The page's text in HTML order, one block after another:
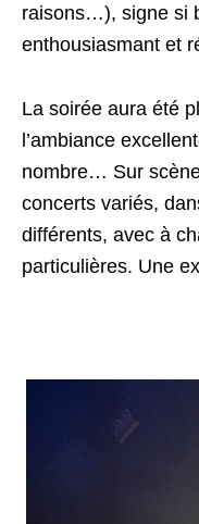
raisons…), signe si
enthousiasmant et
La soirée aura été
l’ambiance
nombre… Sur
concerts variés,
différents, avec à
particulières. Une